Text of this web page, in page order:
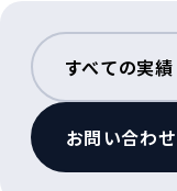
すべての実績
お問い合わせ